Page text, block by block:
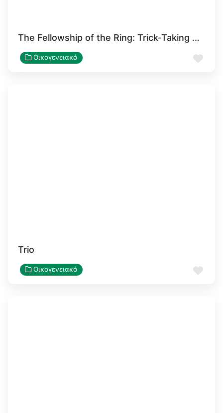
The Fellowship of the Ring: Trick-Taking Game
Οικογενειακά
Trio
Οικογενειακά